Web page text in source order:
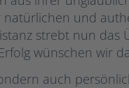
und
strebt nun
wünschen wir
auch